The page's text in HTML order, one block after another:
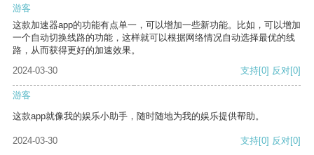
游客
这款加速器app的功能有点单一，可以增加一些新功能。比如，可以增加
一个自动切换线路的功能，这样就可以根据网络情况自动选择最优的线
路，从而获得更好的加速效果。
2024-03-30
支持[0] 反对[0]
游客
这款app就像我的娱乐小助手，随时随地为我的娱乐提供帮助。
2024-03-30 支持[0] 反对[0]